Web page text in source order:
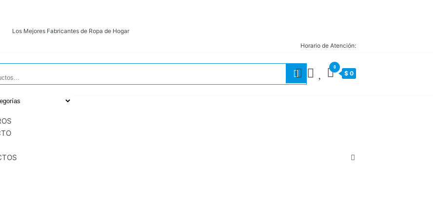
Los Mejores Fabricantes de Ropa de Hogar
Horario de Atención:
0
$ 0